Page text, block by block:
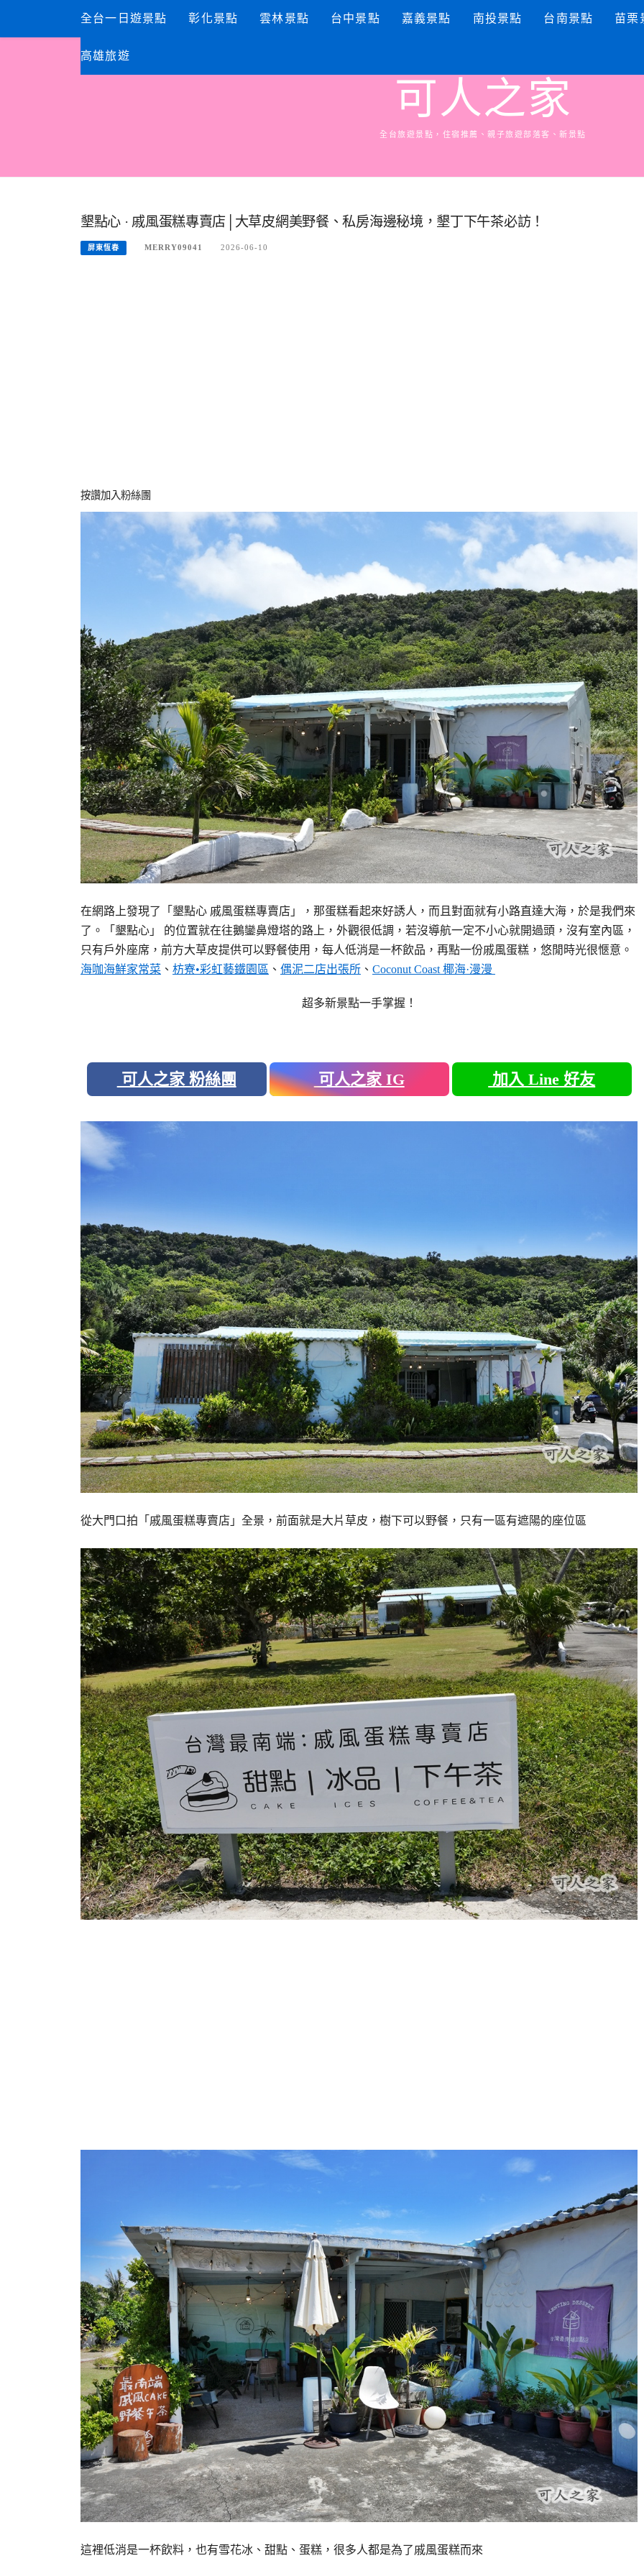
content
全台一日遊景點 彰化景點 雲林景點 台中景點 嘉義景點 南投景點 台南景點 苗栗
高雄旅遊
可人之家
全台旅遊景點，住宿推薦、親子旅遊部落客、新景點
墾點心 · 戚風蛋糕專賣店│大草皮網美野餐、私房海邊秘境，墾丁下午茶必訪！
屏東恆春 MERRY09041 2026-06-10
按讚加入粉絲團
在網路上發現了「墾點心 戚風蛋糕專賣店」，那蛋糕看起來好誘人，而且對面就有小路直達大海，於是我們來
了。「墾點心」 的位置就在往鵝鑾鼻燈塔的路上，外觀很低調，若沒導航一定不小心就開過頭，沒有室內區，
只有戶外座席，前方大草皮提供可以野餐使用，每人低消是一杯飲品，再點一份戚風蛋糕，悠閒時光很愜意。
海咖海鮮家常菜 、 枋寮•彩虹藝鐵園區 、 偶泥二店出張所 、 Coconut Coast 椰海·漫漫
超多新景點一手掌握！
可人之家 粉絲團 可人之家 IG 加入 Line 好友
從大門口拍「戚風蛋糕專賣店」全景，前面就是大片草皮，樹下可以野餐，只有一區有遮陽的座位區
這裡低消是一杯飲料，也有雪花冰、甜點、蛋糕，很多人都是為了戚風蛋糕而來